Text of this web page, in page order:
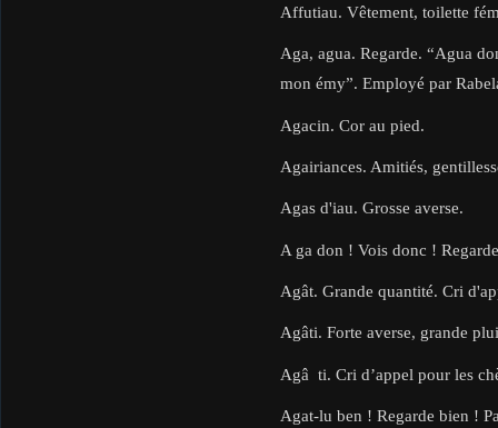
Affutiau. Vêtement, toilette
Aga, agua. Regarde. “Agua
mon émy”. Employé par
Agacin. Cor au pied.
Agairiances. Amitiés,
Agas d'iau. Grosse averse.
A ga don ! Vois donc !
Agât. Grande quantité. Cri
Agâti. Forte averse, grande
Agâ ti. Cri d’appel pour les
Agat-lu ben ! Regarde bien !